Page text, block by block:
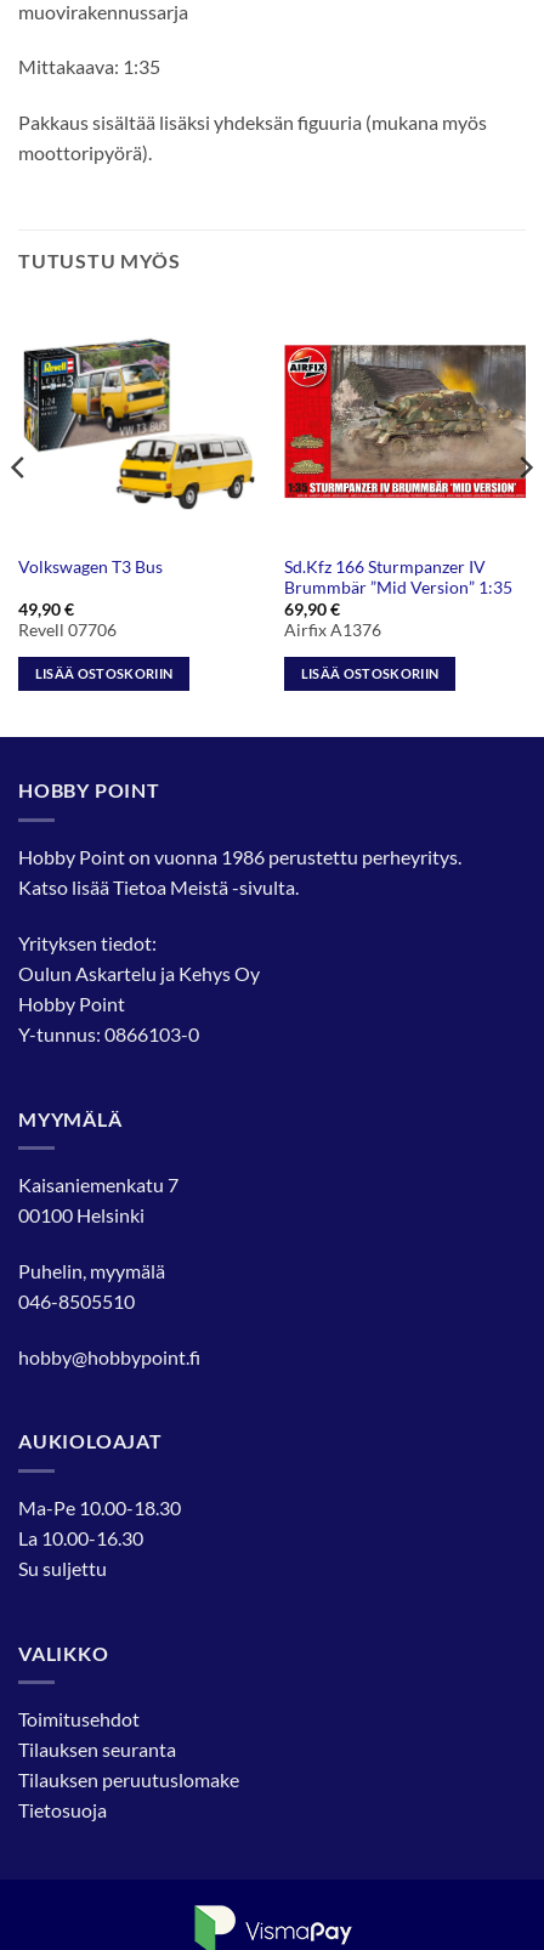
muovirakennussarja
Mittakaava: 1:35
Pakkaus sisältää lisäksi yhdeksän figuuria (mukana myös
moottoripyörä).
TUTUSTU MYÖS
Volkswagen T3 Bus
49,90€
Revell 07706
LISÄÄ OSTOSKORIIN
Sd.Kfz 166 Sturmpanzer IV
Brummbär ”Mid Version” 1:35
69,90€
Airfix A1376
LISÄÄ OSTOSKORIIN
HOBBY POINT
Hobby Point on vuonna 1986 perustettu perheyritys.
Katso lisääTietoa Meistä-sivulta.
Yrityksen tiedot:
Oulun Askartelu ja Kehys Oy
Hobby Point
Y-tunnus: 0866103-0
MYYMÄLÄ
Kaisaniemenkatu 7
00100 Helsinki
Puhelin, myymälä
046-8505510
hobby@hobbypoint.fi
AUKIOLOAJAT
Ma-Pe 10.00-18.30
La 10.00-16.30
Su suljettu
VALIKKO
Toimitusehdot
Tilauksen seuranta
Tilauksen peruutuslomake
Tietosuoja